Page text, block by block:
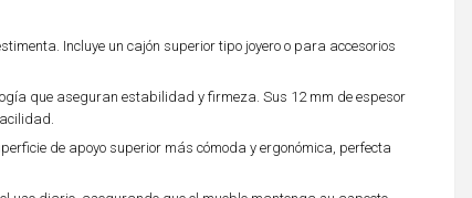
Incluye un cajón superior tipo joyero o para accesorios
que aseguran estabilidad y firmeza. Sus 12 mm de espesor
de apoyo superior más cómoda y ergonómica, perfecta